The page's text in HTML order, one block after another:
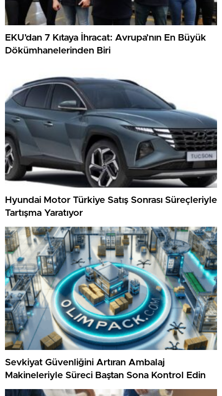
EKU’dan 7 Kıtaya İhracat: Avrupa’nın En Büyük
Dökümhanelerinden Biri
Hyundai Motor Türkiye Satış Sonrası Süreçleriyle
Tartışma Yaratıyor
Sevkiyat Güvenliğini Artıran Ambalaj
Makineleriyle Süreci Baştan Sona Kontrol Edin